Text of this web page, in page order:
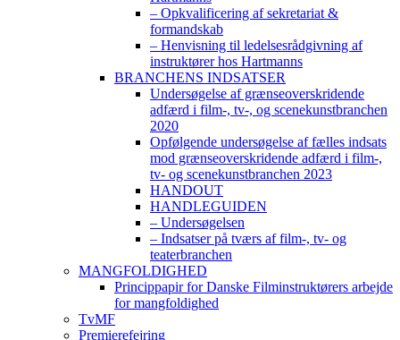
– Opkvalificering af sekretariat &
formandskab
– Henvisning til ledelsesrådgivning af
instruktører hos Hartmanns
BRANCHENS INDSATSER
Undersøgelse af grænseoverskridende
adfærd i film-, tv-, og scenekunstbranchen
2020
Opfølgende undersøgelse af fælles indsats
mod grænseoverskridende adfærd i film-,
tv- og scenekunstbranchen 2023
HANDOUT
HANDLEGUIDEN
– Undersøgelsen
– Indsatser på tværs af film-, tv- og
teaterbranchen
MANGFOLDIGHED
Princippapir for Danske Filminstruktørers arbejde
for mangfoldighed
TvMF
Premierefejring